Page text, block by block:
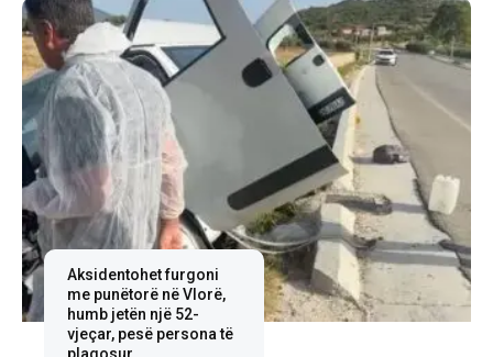
Aksidentohet furgoni
me punëtorë në Vlorë,
humb jetën një 52-
vjeçar, pesë persona të